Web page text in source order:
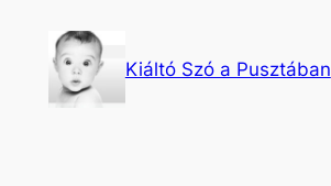
tartalomhoz
Kiáltó Szó a Pusztában